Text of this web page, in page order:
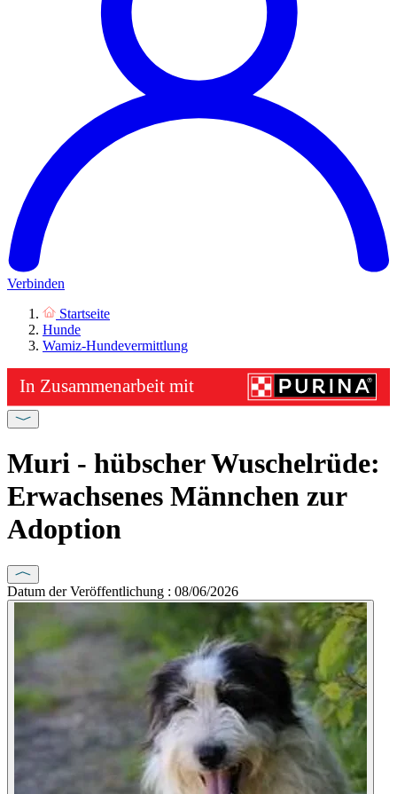
Verbinden
Startseite
Hunde
Wamiz-Hundevermittlung
Muri - hübscher Wuschelrüde:
Erwachsenes Männchen zur
Adoption
Datum der Veröffentlichung : 08/06/2026